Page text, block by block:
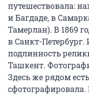
путешествовала:
и Багдаде, в
Тамерлан). В 1869
в Санкт-
подлинность
Ташкент.
Здесь же рядом